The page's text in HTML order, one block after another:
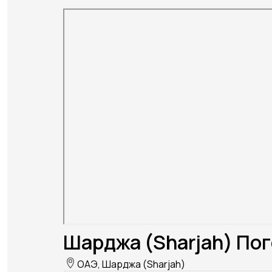
Шарджа (Sharjah)
ОАЭ, Шарджа (Sharjah)